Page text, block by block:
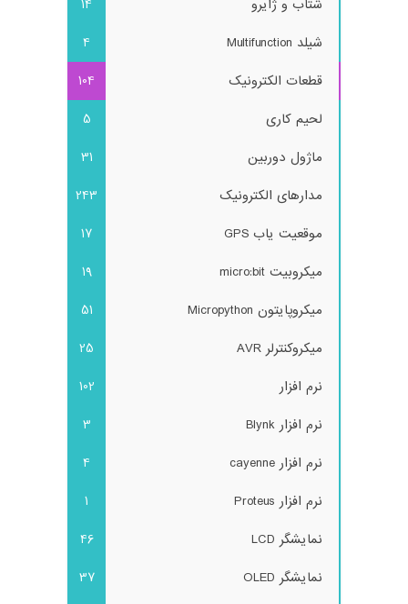
شتاب و ژایرو
14
شیلد Multifunction
4
قطعات الکترونیک
104
لحیم کاری
5
ماژول دوربین
31
مدارهای الکترونیک
243
موقعیت یاب GPS
17
میکروبیت micro:bit
19
میکروپایتون Micropython
51
میکروکنترلر AVR
25
نرم افزار
102
نرم افزار Blynk
3
نرم افزار cayenne
4
نرم افزار Proteus
1
نمایشگر LCD
46
نمایشگر OLED
37